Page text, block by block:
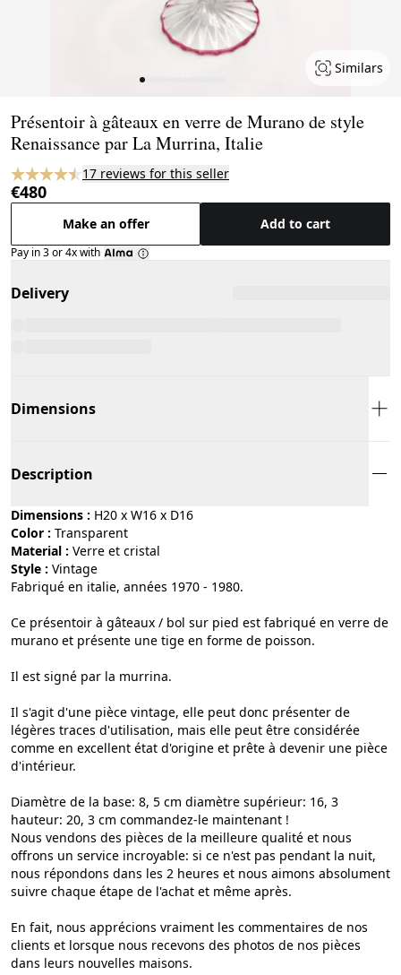
Similars
Présentoir à gâteaux en verre de Murano de style
Renaissance par La Murrina, Italie
17 reviews for this seller
€480
Make an offer Add to cart
Pay in 3 or 4x with
Delivery
Dimensions
Description
Dimensions : H20 x W16 x D16
Color :
transparent
Material :
verre et cristal
Style :
vintage
Fabriqué en italie, années 1970 - 1980.
Ce présentoir à gâteaux / bol sur pied est fabriqué en verre de
murano et présente une tige en forme de poisson.
Il est signé par la murrina.
Il s'agit d'une pièce vintage, elle peut donc présenter de
légères traces d'utilisation, mais elle peut être considérée
comme en excellent état d'origine et prête à devenir une pièce
d'intérieur.
Diamètre de la base: 8, 5 cm diamètre supérieur: 16, 3
hauteur: 20, 3 cm commandez-le maintenant !
Nous vendons des pièces de la meilleure qualité et nous
offrons un service incroyable: si ce n'est pas pendant la nuit,
nous répondons dans les 2 heures et nous aimons absolument
suivre chaque étape de l'achat et même après.
En fait, nous apprécions vraiment les commentaires de nos
clients et lorsque nous recevons des photos de nos pièces
dans leurs nouvelles maisons.